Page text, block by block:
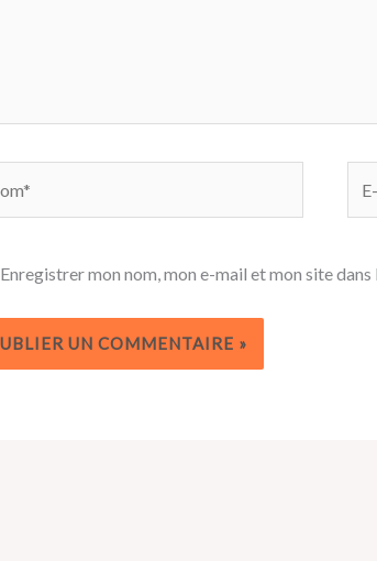
Enregistrer mon nom, mon e-mail et mon site